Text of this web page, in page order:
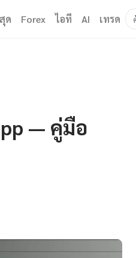
ด Forex ไอที AI เทรด
— คู่มือ